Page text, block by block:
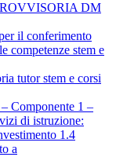
DM
il conferimento
competenze stem e
tutor stem e corsi
Componente 1 –
di istruzione:
1.4
a